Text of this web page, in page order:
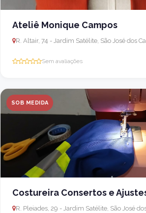
Ateliê Monique Campos
Sem avaliações
SOB MEDIDA
Costureira Consertos e